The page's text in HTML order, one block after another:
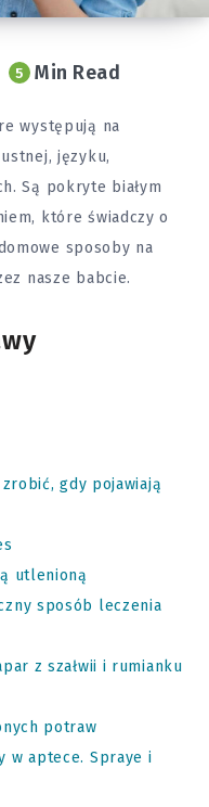
5 Min Read
występują na
języku,
Są pokryte białym
które świadczy o
sposoby na
nasze babcie.
gdy pojawiają
utlenioną
sposób leczenia
z szałwii i rumianku
potraw
w aptece. Spraye i